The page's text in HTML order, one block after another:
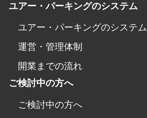
ユアー・パーキングのシステム
ユアー・パーキングのシステム
運営・管理体制
開業までの流れ
ご検討中の方へ
ご検討中の方へ